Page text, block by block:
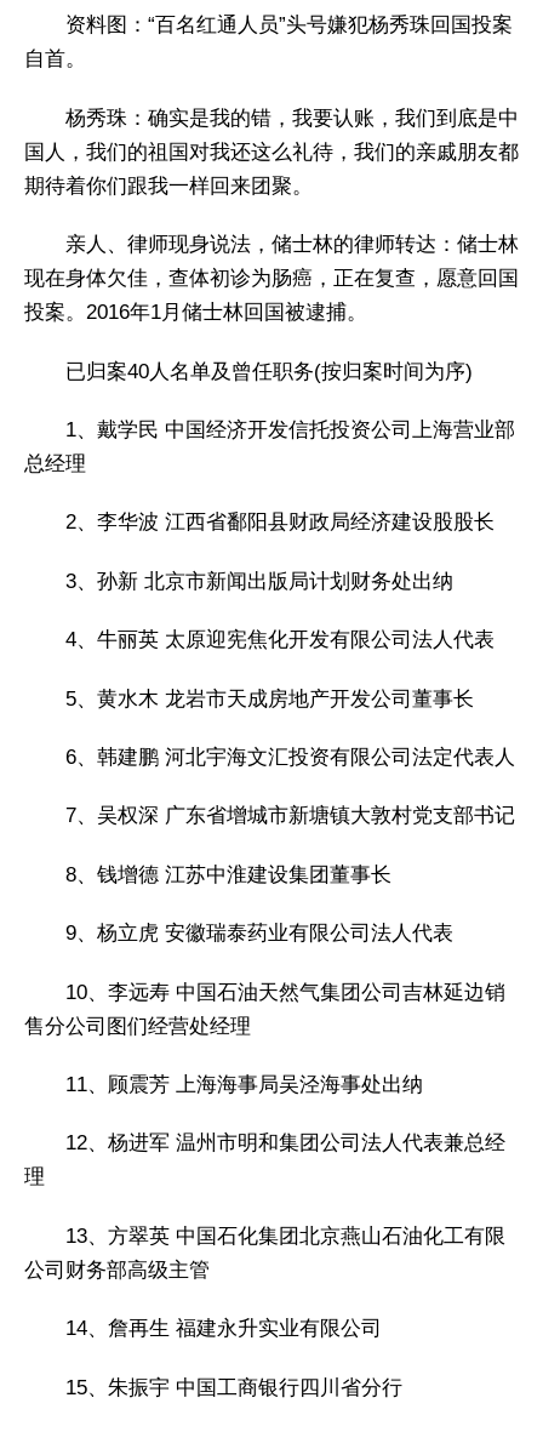
资料图：“百名红通人员”头号嫌犯杨秀珠回国投案
自首。
杨秀珠：确实是我的错，我要认账，我们到底是中
国人，我们的祖国对我还这么礼待，我们的亲戚朋友都
期待着你们跟我一样回来团聚。
亲人、律师现身说法，储士林的律师转达：储士林
现在身体欠佳，查体初诊为肠癌，正在复查，愿意回国
投案。2016年1月储士林回国被逮捕。
已归案40人名单及曾任职务(按归案时间为序)
1、戴学民 中国经济开发信托投资公司上海营业部
总经理
2、李华波 江西省鄱阳县财政局经济建设股股长
3、孙新 北京市新闻出版局计划财务处出纳
4、牛丽英 太原迎宪焦化开发有限公司法人代表
5、黄水木 龙岩市天成房地产开发公司董事长
6、韩建鹏 河北宇海文汇投资有限公司法定代表人
7、吴权深 广东省增城市新塘镇大敦村党支部书记
8、钱增德 江苏中淮建设集团董事长
9、杨立虎 安徽瑞泰药业有限公司法人代表
10、李远寿 中国石油天然气集团公司吉林延边销
售分公司图们经营处经理
11、顾震芳 上海海事局吴泾海事处出纳
12、杨进军 温州市明和集团公司法人代表兼总经
理
13、方翠英 中国石化集团北京燕山石油化工有限
公司财务部高级主管
14、詹再生 福建永升实业有限公司
15、朱振宇 中国工商银行四川省分行